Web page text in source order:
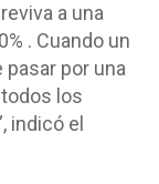
a una
. Cuando un
por una
los
indicó el